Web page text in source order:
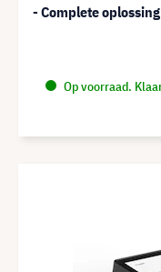
- Complete
Op voorraad.